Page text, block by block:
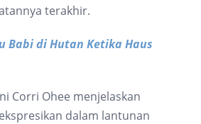
terakhir.
Babi di Hutan Ketika Haus
Corri Ohee menjelaskan
dalam lantunan